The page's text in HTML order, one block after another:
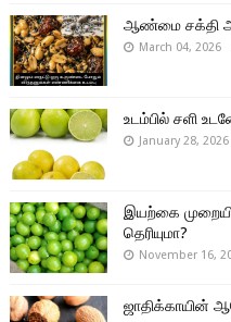
ஆண்மை சக்தி
March 04, 2026
உடம்பில் சளி
January 28, 2026
இயற்கை
தெரியுமா?
November 16,
ஜாதிக்காயின்